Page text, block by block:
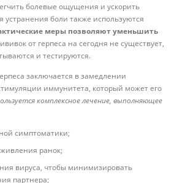
болевые ощущения и ускорить
устранения боли также используются
меры позволяют уменьшить
от герпеса на сегодня не существует,
и тестируются.
заключается в замедлении
иммунитета, который может его
комплексное лечение, выполняющее
симптоматики;
ранок;
вируса, чтобы минимизировать
партнера;